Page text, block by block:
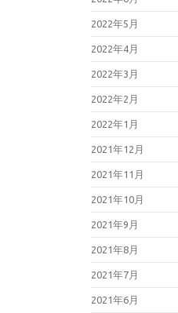
2022年5月
2022年4月
2022年3月
2022年2月
2022年1月
2021年12月
2021年11月
2021年10月
2021年9月
2021年8月
2021年7月
2021年6月